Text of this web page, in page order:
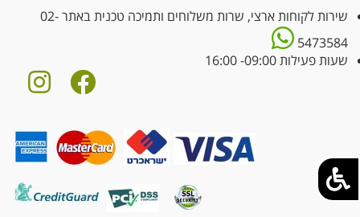
שירות לקוחות ארצי, שרות משלוחים ותמיכה טכנית באתר02-
5473584
שעות פעילות 09:00- 16:00